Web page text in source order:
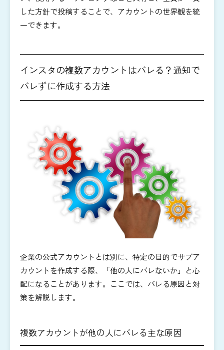
した方針で投稿することで、アカウントの世界観を統
一できます。
インスタの複数アカウントはバレる？通知で
バレずに作成する方法
企業の公式アカウントとは別に、特定の目的でサブア
カウントを作成する際、「他の人にバレないか」と心
配になることがあります。ここでは、バレる原因と対
策を解説します。
複数アカウントが他の人にバレる主な原因